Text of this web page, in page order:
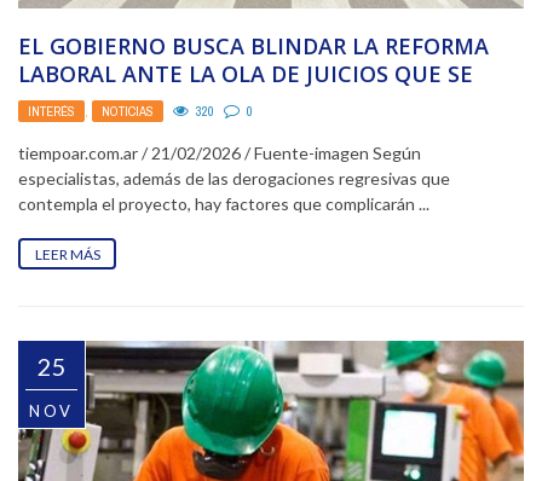
EL GOBIERNO BUSCA BLINDAR LA REFORMA
LABORAL ANTE LA OLA DE JUICIOS QUE SE
VIENE
INTERÉS , NOTICIAS 320 0
tiempoar.com.ar / 21/02/2026 / Fuente-imagen Según
especialistas, además de las derogaciones regresivas que
contempla el proyecto, hay factores que complicarán ...
LEER MÁS
25
NOV